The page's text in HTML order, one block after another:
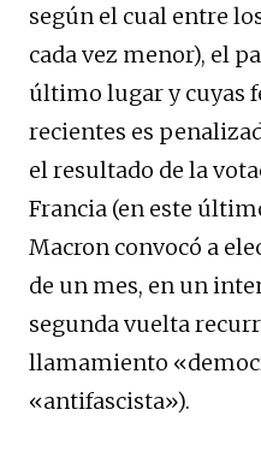
según el cual entre
cada vez menor), el
último lugar y cuyas
recientes es
el resultado de la
Francia (en este
Macron convocó a
de un mes, en un
segunda vuelta
llamamiento
«antifascista»).